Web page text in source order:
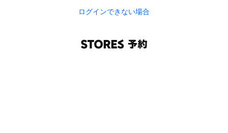
ログインできない場合